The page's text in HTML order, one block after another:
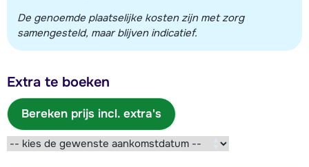
De genoemde plaatselijke kosten zijn met zorg
samengesteld, maar blijven indicatief.
Extra te boeken
Bereken prijs incl. extra's